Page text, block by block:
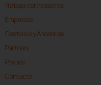
Trabaja con nosotros
Empresas
Gestorías y Asesorías
Partners
Precios
Contacto